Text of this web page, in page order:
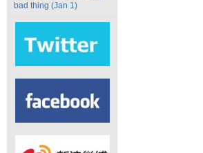
bad thing (Jan 1)